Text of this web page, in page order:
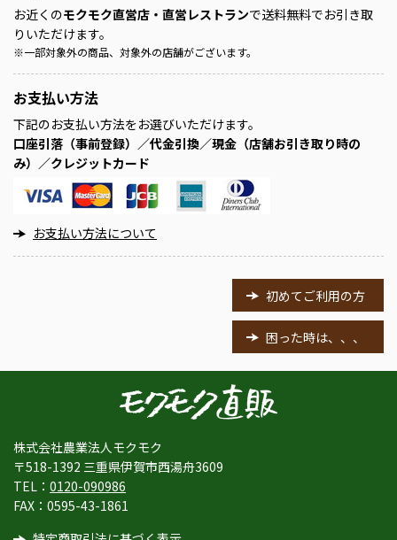
お近くのモクモク直営店・直営レストランで送料無料でお引き取
りいただけます。
※一部対象外の商品、対象外の店舗がございます。
お支払い方法
下記のお支払い方法をお選びいただけます。
口座引落（事前登録）／代金引換／現金（店舗お引き取り時の
み）／クレジットカード
お支払い方法について
初めてご利用の方
困った時は、、、
株式会社農業法人モクモク
〒518-1392 三重県伊賀市西湯舟3609
TEL： 0120-090986
FAX：0595-43-1861